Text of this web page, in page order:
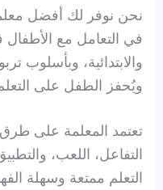
نحن نوفر لك أفضل
في التعامل مع الأطفال
والابتدائية، وبأسلوب
ويُحفز الطفل على
تعتمد المعلمة على طرق
التفاعل، اللعب،
التعلم ممتعة وسهلة